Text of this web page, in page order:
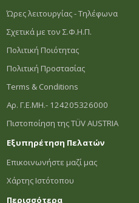
Ώρες λειτουργίας - Τηλέφωνα
Σχετικά με τον Σ.Φ.Η.Π.
Πολιτική Ποιότητας
Πολιτική Προστασίας
Terms & Conditions
Αρ. Γ.Ε.ΜΗ.- 124205326000
Πιστοποίηση της TÜV AUSTRIA
Εξυπηρέτηση Πελατών
Επικοινωνήστε μαζί μας
Χάρτης Ιστότοπου
Περισσότερα